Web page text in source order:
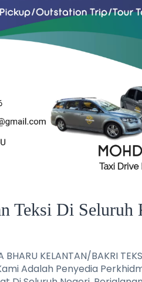
Teksi Di Seluruh
BHARU KELANTAN/BAKRI
Kami Adalah Penyedia